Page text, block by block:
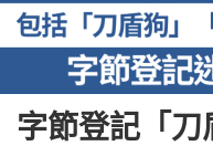
字節登記「